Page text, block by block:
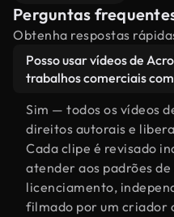
Perguntas
Obtenha respostas
Posso usar vídeos de
trabalhos comerciais
Sim — todos os vídeos
direitos autorais e
Cada clipe é revisado
atender aos padrões
licenciamento,
filmado por um criador